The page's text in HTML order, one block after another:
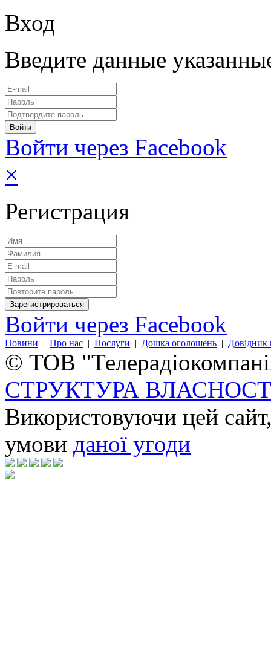
Вход
Введите данные
Войти через Facebook
×
Регистрация
Войти через Facebook
Новини | Про нас | Послуги | Дошка оголошень | Довідник
© ТОВ
СТРУКТУРА
Використовуючи цей
умови даної угоди